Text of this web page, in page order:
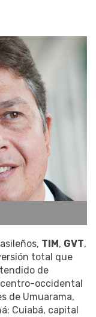
TIM, GVT,
total que
de
centro-occidental
de Umuarama,
Cuiabá, capital